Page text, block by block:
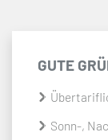
GUTE
Sonn-,